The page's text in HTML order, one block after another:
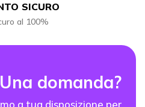
SICURO
al 100%
Una domanda?
a tua disposizione per